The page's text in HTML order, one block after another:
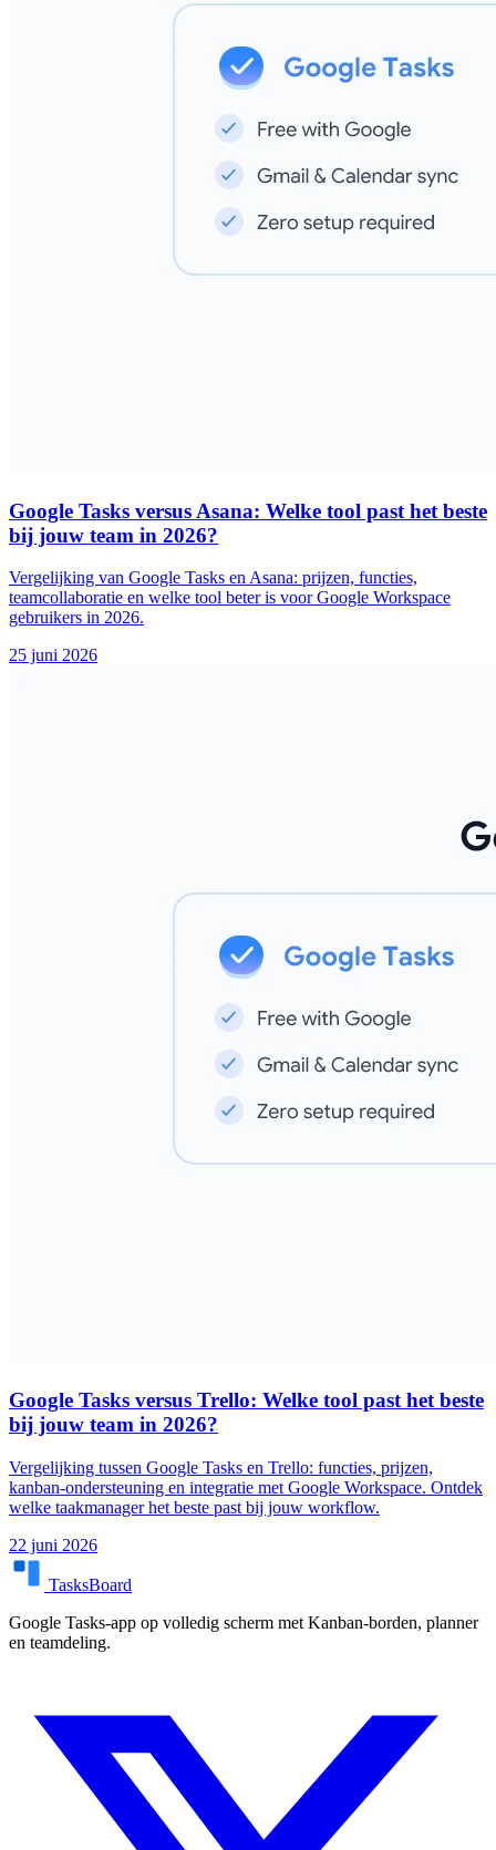
Google Tasks versus Asana: Welke tool past het beste
bij jouw team in 2026?
Vergelijking van Google Tasks en Asana: prijzen, functies,
teamcollaboratie en welke tool beter is voor Google Workspace
gebruikers in 2026.
25 juni 2026
Google Tasks versus Trello: Welke tool past het beste
bij jouw team in 2026?
Vergelijking tussen Google Tasks en Trello: functies, prijzen,
kanban-ondersteuning en integratie met Google Workspace. Ontdek
welke taakmanager het beste past bij jouw workflow.
22 juni 2026
TasksBoard
Google Tasks-app op volledig scherm met Kanban-borden, planner
en teamdeling.